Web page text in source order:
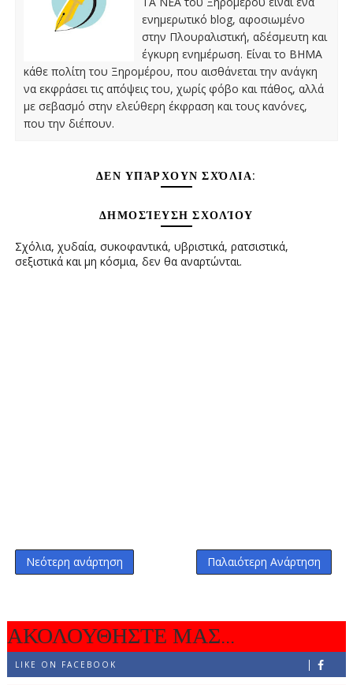
ενημερωτικό blog, αφοσιωμένο
στην Πλουραλιστική, αδέσμευτη και
έγκυρη ενημέρωση. Είναι το ΒΗΜΑ
κάθε πολίτη του Ξηρομέρου, που αισθάνεται την ανάγκη
να εκφράσει τις απόψεις του, χωρίς φόβο και πάθος, αλλά
με σεβασμό στην ελεύθερη έκφραση και τους κανόνες,
που την διέπουν.
ΔΕΝ ΥΠΆΡΧΟΥΝ ΣΧΌΛΙΑ:
ΔΗΜΟΣΊΕΥΣΗ ΣΧΟΛΊΟΥ
Σχόλια, χυδαία, συκοφαντικά, υβριστικά, ρατσιστικά,
σεξιστικά και μη κόσμια, δεν θα αναρτώνται.
Νεότερη ανάρτηση Παλαιότερη Ανάρτηση
ΑΚΟΛΟΥΘΗΣΤΕ ΜΑΣ...
LIKE ON FACEBOOK